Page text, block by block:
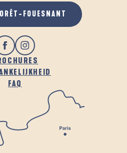
FAQ
FOUESNANT